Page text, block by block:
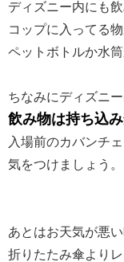
ディズニー内にも
コップに入ってる
ペットボトルか水
ちなみにディズニ
飲み物は持ち込
入場前のカバンチ
気をつけましょう。
あとはお天気が悪
折りたたみ傘より